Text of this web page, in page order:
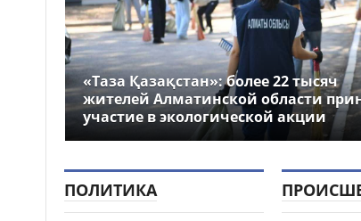
«Таза Қазақстан»: более 22 тысяч
жителей Алматинской области
участие в экологической акции
ПОЛИТИКА